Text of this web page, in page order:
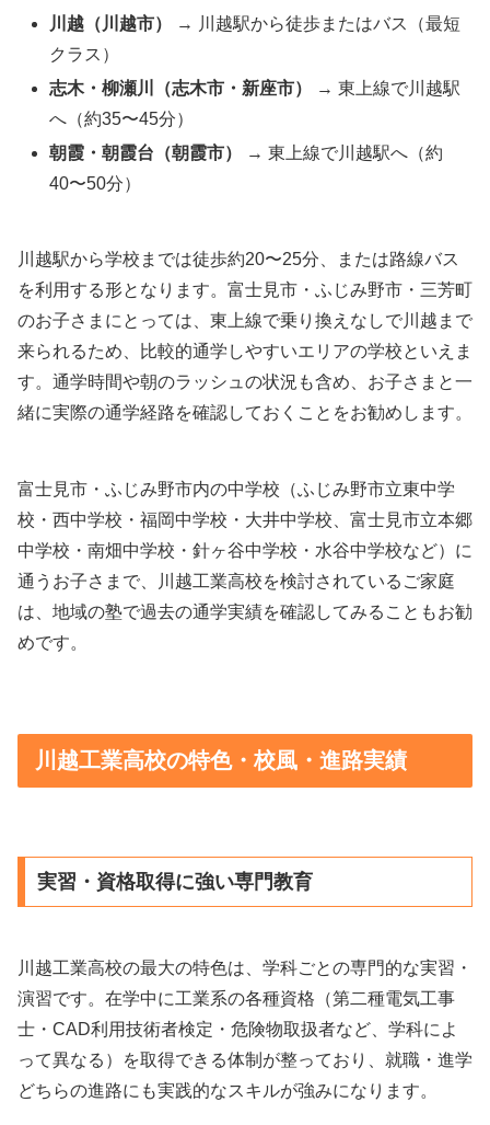
川越（川越市）
→ 川越駅から徒歩またはバス（最短
クラス）
志木・柳瀬川（志木市・新座市）
→ 東上線で川越駅
へ（約35〜45分）
朝霞・朝霞台（朝霞市）
→ 東上線で川越駅へ（約
40〜50分）
川越駅から学校までは徒歩約20〜25分、または路線バス
を利用する形となります。富士見市・ふじみ野市・三芳町
のお子さまにとっては、東上線で乗り換えなしで川越まで
来られるため、比較的通学しやすいエリアの学校といえま
す。通学時間や朝のラッシュの状況も含め、お子さまと一
緒に実際の通学経路を確認しておくことをお勧めします。
富士見市・ふじみ野市内の中学校（ふじみ野市立東中学
校・西中学校・福岡中学校・大井中学校、富士見市立本郷
中学校・南畑中学校・針ヶ谷中学校・水谷中学校など）に
通うお子さまで、川越工業高校を検討されているご家庭
は、地域の塾で過去の通学実績を確認してみることもお勧
めです。
川越工業高校の特色・校風・進路実績
実習・資格取得に強い専門教育
川越工業高校の最大の特色は、学科ごとの専門的な実習・
演習です。在学中に工業系の各種資格（第二種電気工事
士・CAD利用技術者検定・危険物取扱者など、学科によ
って異なる）を取得できる体制が整っており、就職・進学
どちらの進路にも実践的なスキルが強みになります。